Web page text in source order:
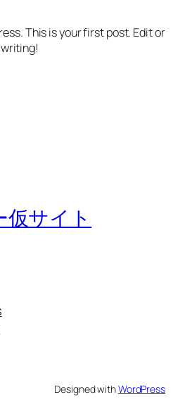
This is your first post. Edit or
サイト
Designed withWordPress